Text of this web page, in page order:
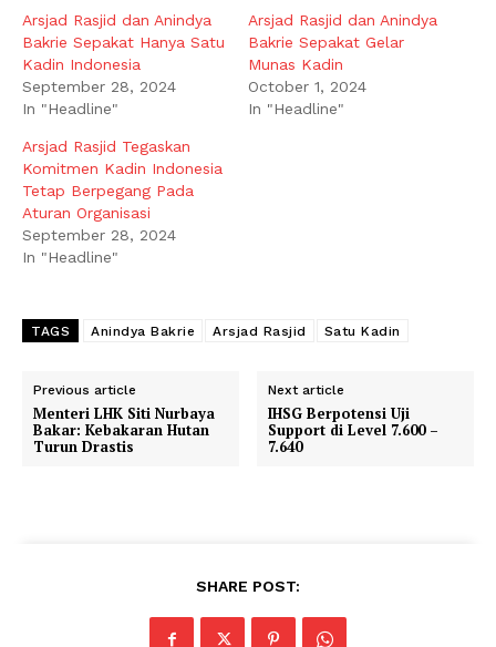
Arsjad Rasjid dan Anindya
Bakrie Sepakat Hanya Satu
Kadin Indonesia
September 28, 2024
In "Headline"
Arsjad Rasjid dan Anindya
Bakrie Sepakat Gelar
Munas Kadin
October 1, 2024
In "Headline"
Arsjad Rasjid Tegaskan
Komitmen Kadin Indonesia
Tetap Berpegang Pada
Aturan Organisasi
September 28, 2024
In "Headline"
TAGS Anindya Bakrie Arsjad Rasjid Satu Kadin
Previous article
Menteri LHK Siti Nurbaya
Bakar: Kebakaran Hutan
Turun Drastis
Next article
IHSG Berpotensi Uji
Support di Level 7.600 –
7.640
SHARE POST: